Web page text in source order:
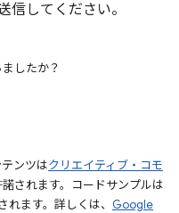
信してください。
したか？
ンツはクリエイティブ・コモ
されます。コードサンプルは
れます。詳しくは、 Google